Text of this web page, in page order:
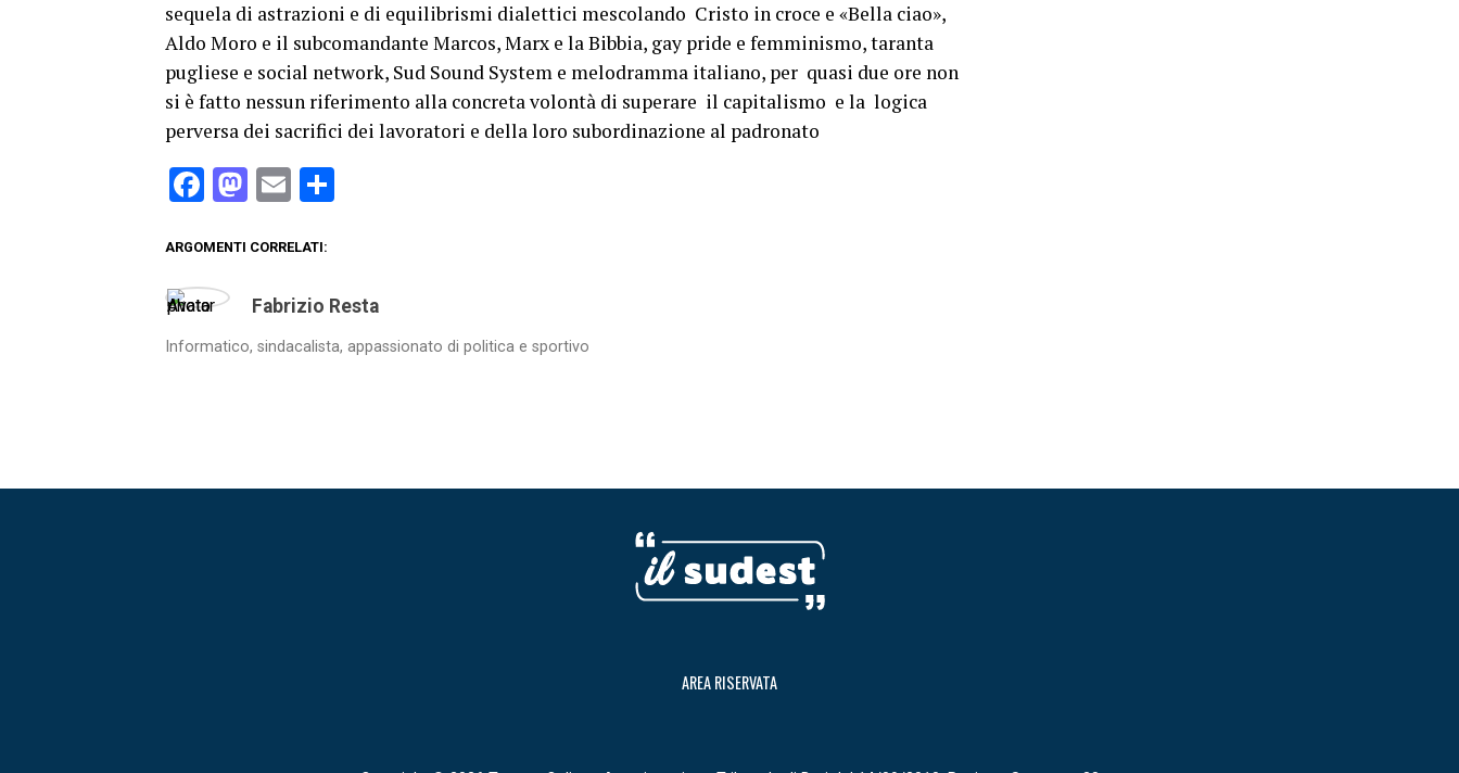
sequela di astrazioni e di equilibrismi dialettici mescolando Cristo in croce e «Bella ciao»,
Aldo Moro e il subcomandante Marcos, Marx e la Bibbia, gay pride e femminismo, taranta
pugliese e social network, Sud Sound System e melodramma italiano, per quasi due ore non
si è fatto nessun riferimento alla concreta volontà di superare il capitalismo e la logica
perversa dei sacrifici dei lavoratori e della loro subordinazione al padronato
Facebook
Mastodon
Email
ARGOMENTI CORRELATI:
Fabrizio Resta
Informatico, sindacalista, appassionato di politica e sportivo
AREA RISERVATA